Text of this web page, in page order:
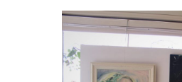
navigation